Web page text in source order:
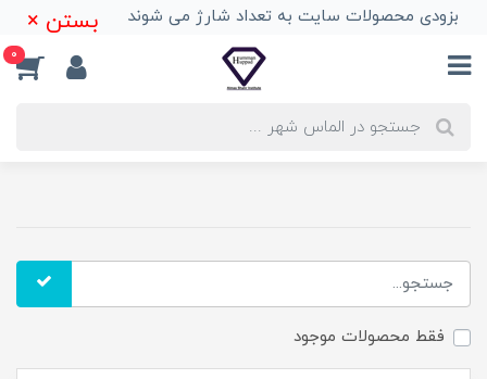
بزودی محصولات سایت به تعداد شارژ می شوند بستن ×
0
فقط محصولات موجود